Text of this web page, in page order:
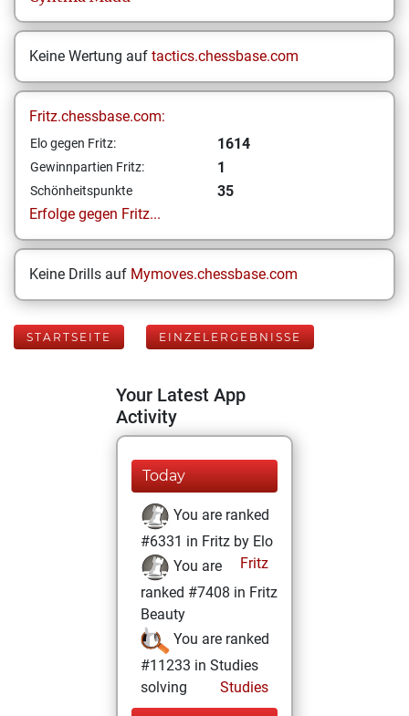
Keine Wertung auf tactics.chessbase.com
Fritz.chessbase.com:
Elo gegen Fritz: 1614
Gewinnpartien Fritz: 1
Schönheitspunkte
35
Erfolge gegen Fritz...
Keine Drills auf Mymoves.chessbase.com
STARTSEITE EINZELERGEBNISSE
Your Latest App
Activity
Today
You are ranked
#6331 in Fritz by Elo
Fritz
You are
ranked #7408 in Fritz
Beauty
You are ranked
#11233 in Studies
solving
Studies